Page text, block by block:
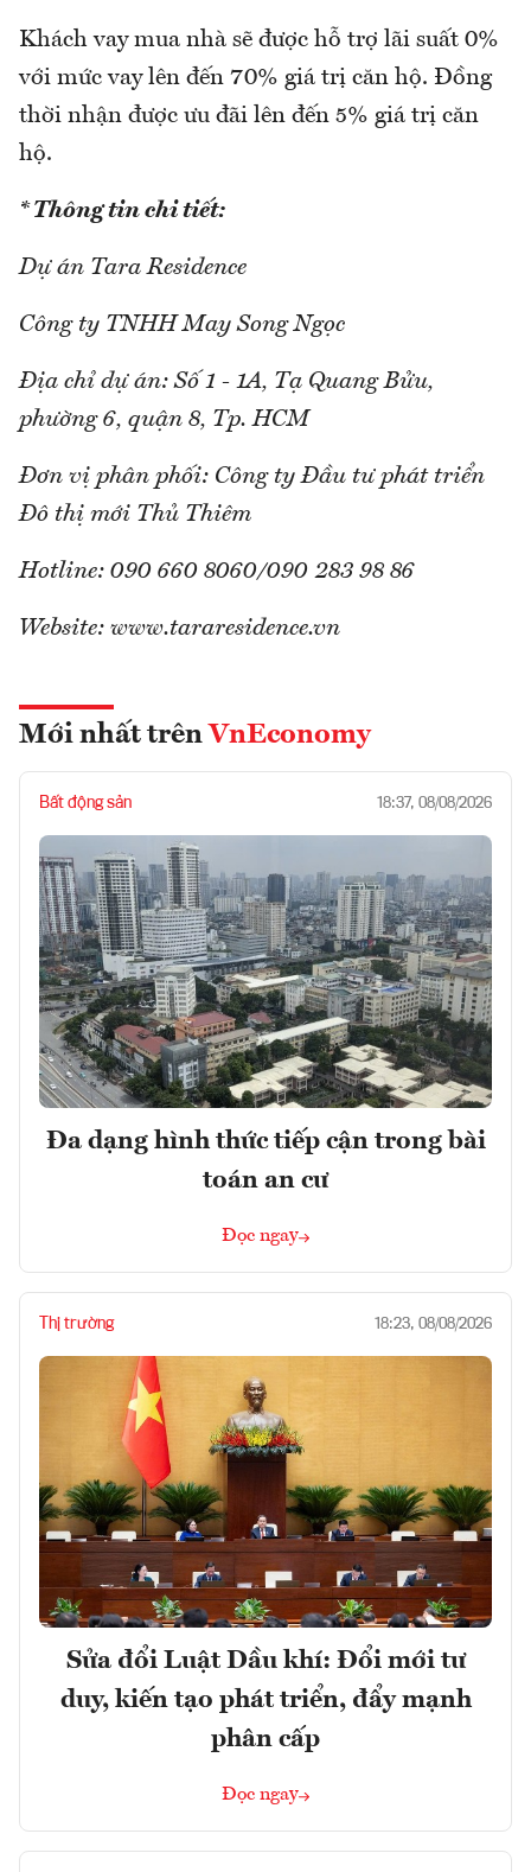
Khách vay mua nhà sẽ được hỗ trợ lãi suất 0%
với mức vay lên đến 70% giá trị căn hộ. Đồng
thời nhận được ưu đãi lên đến 5% giá trị căn
hộ.
* Thông tin chi tiết:
Dự án Tara Residence
Công ty TNHH May Song Ngọc
Địa chỉ dự án: Số 1 - 1A, Tạ Quang Bửu,
phường 6, quận 8, Tp. HCM
Đơn vị phân phối: Công ty Đầu tư phát triển
Đô thị mới Thủ Thiêm
Hotline: 090 660 8060/090 283 98 86
Website: www.tararesidence.vn
Mới nhất trên VnEconomy
Bất động sản 18:37, 08/08/2026
Đa dạng hình thức tiếp cận trong bài
toán an cư
Đọc ngay
Thị trường 18:23, 08/08/2026
Sửa đổi Luật Dầu khí: Đổi mới tư
duy, kiến tạo phát triển, đẩy mạnh
phân cấp
Đọc ngay